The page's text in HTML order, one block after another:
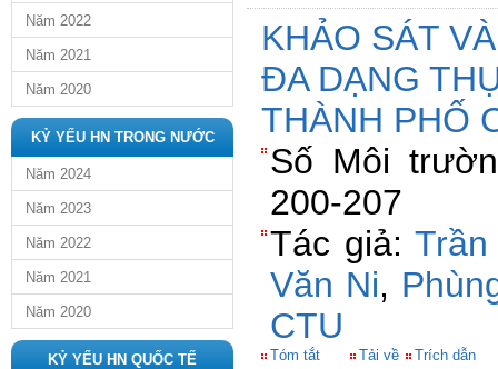
Năm 2022
Năm 2021
Năm 2020
KỶ YẾU HN TRONG NƯỚC
Năm 2024
Năm 2023
Năm 2022
Năm 2021
Năm 2020
KỶ YẾU HN QUỐC TẾ
KHẢO SÁT
ĐA DẠNG
THÀNH PHỐ
Số Môi
200-207
Tác giả:
Văn Ni,
CTU
Tóm tắt Tải về Trích dẫn